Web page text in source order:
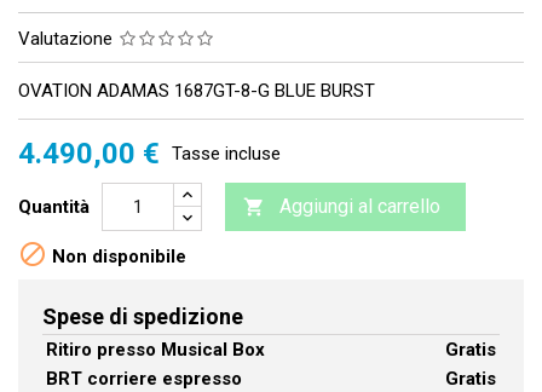
Valutazione
OVATION ADAMAS 1687GT-8-G BLUE BURST
4.490,00 € Tasse incluse
Quantità  Aggiungi al carrello
 Non disponibile
Spese di spedizione
Ritiro presso Musical Box
Gratis
BRT corriere espresso
Gratis